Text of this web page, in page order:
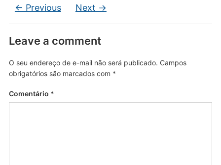
← Previous Next →
Leave a comment
O seu endereço de e-mail não será publicado. Campos
obrigatórios são marcados com *
Comentário *